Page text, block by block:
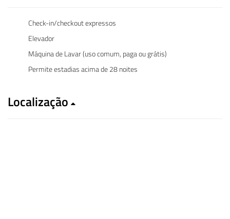
Check-in/checkout expressos
Elevador
Máquina de Lavar (uso comum, paga ou grátis)
Permite estadias acima de 28 noites
Localização